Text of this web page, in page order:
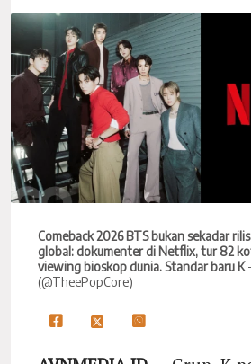
Comeback 2026 BTS bukan sekadar
global: dokumenter di Netflix, tur 82
viewing bioskop dunia. Standar baru K
(@TheePopCore)